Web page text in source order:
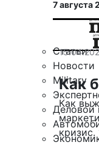
7 августа
Статьи
Новости
Military
Деловой
Как
Как
кризис.